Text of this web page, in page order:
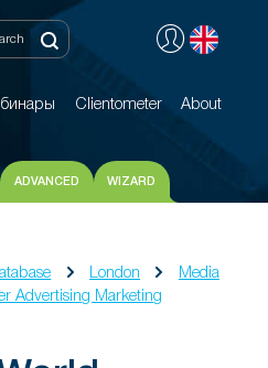
Clientometer About
Clientometer About
ADVANCED WIZARD
London
Media
Advertising Marketing